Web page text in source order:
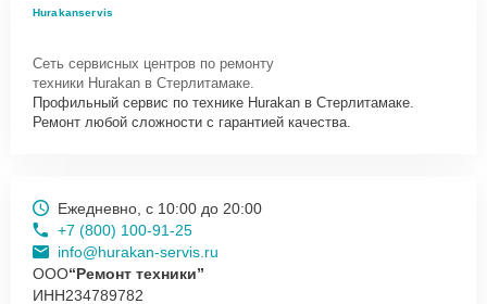
Hurakanservis
Сеть сервисных центров по ремонту
техники Hurakan в Стерлитамаке.
Профильный сервис по технике Hurakan в Стерлитамаке.
Ремонт любой сложности с гарантией качества.
Ежедневно, с 10:00 до 20:00
+7 (800) 100-91-25
info@hurakan-servis.ru
ООО“Ремонт техники”
ИНН234789782